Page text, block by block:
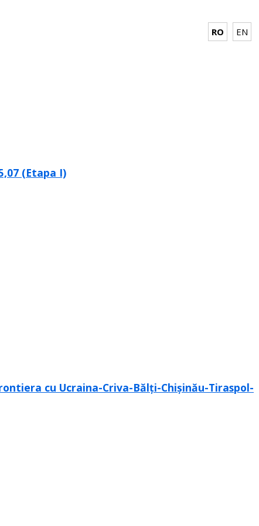
RO EN
(Etapa I)
cu Ucraina-Criva-Bălți-Chișinău-Tiraspol-